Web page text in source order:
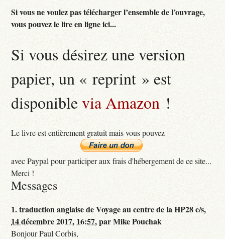
Si vous ne voulez pas télécharger l’ensemble de l’ouvrage,
vous pouvez le lire en ligne ici...
Si vous désirez une version
papier, un « reprint » est
disponiblevia Amazon !
Le livre est entièrement gratuit mais vous pouvez
avec Paypal pour participer aux frais d'hébergement de ce site...
Merci !
Messages
1.traduction anglaise de Voyage au centre de la HP28 c/s,
14 décembre 2017, 16:57,parMike Pouchak
Bonjour Paul Corbis,